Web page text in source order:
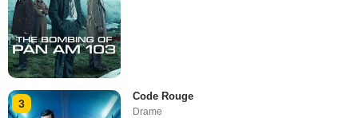
3
Code Rouge
Drame